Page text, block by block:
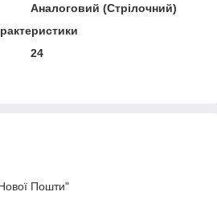
Аналоговий (Стрілочний)
24
Пошти"